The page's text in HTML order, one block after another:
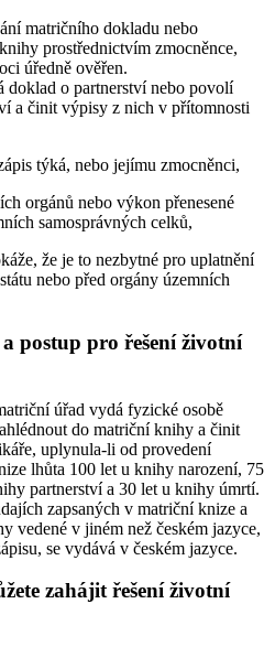
matričního dokladu nebo
prostřednictvím zmocněnce,
úředně ověřen.
doklad o partnerství nebo povolí
a činit výpisy z nich v přítomnosti
týká, nebo jejímu zmocněnci,
orgánů nebo výkon přenesené
samosprávných celků,
že je to nezbytné pro uplatnění
nebo před orgány územních
postup pro řešení životní
úřad vydá fyzické osobě
do matriční knihy a činit
uplynula-li od provedení
lhůta 100 let u knihy narození, 75
partnerství a 30 let u knihy úmrtí.
zapsaných v matriční knize a
vedené v jiném než českém jazyce,
se vydává v českém jazyce.
zahájit řešení životní